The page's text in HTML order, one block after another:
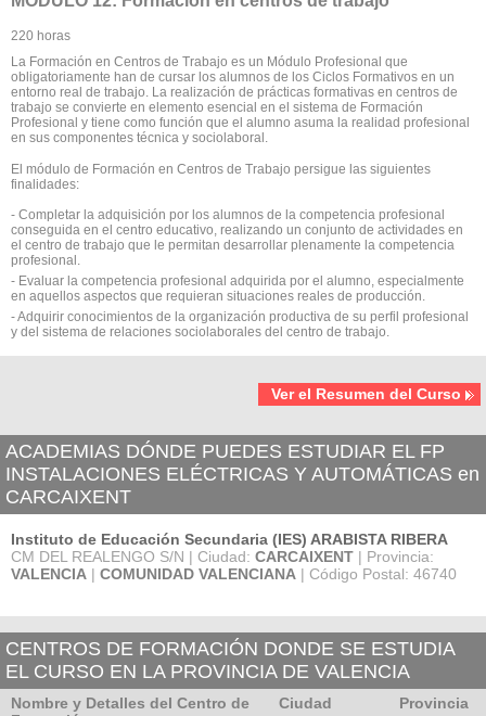
220 horas
La Formación en Centros de Trabajo es un Módulo Profesional que
obligatoriamente han de cursar los alumnos de los Ciclos Formativos en un
entorno real de trabajo. La realización de prácticas formativas en centros de
trabajo se convierte en elemento esencial en el sistema de Formación
Profesional y tiene como función que el alumno asuma la realidad profesional
en sus componentes técnica y sociolaboral.
El módulo de Formación en Centros de Trabajo persigue las siguientes
finalidades:
- Completar la adquisición por los alumnos de la competencia profesional
conseguida en el centro educativo, realizando un conjunto de actividades en
el centro de trabajo que le permitan desarrollar plenamente la competencia
profesional.
- Evaluar la competencia profesional adquirida por el alumno, especialmente
en aquellos aspectos que requieran situaciones reales de producción.
- Adquirir conocimientos de la organización productiva de su perfil profesional
y del sistema de relaciones sociolaborales del centro de trabajo.
Ver el Resumen del Curso
ACADEMIAS DÓNDE PUEDES ESTUDIAR EL FP
INSTALACIONES ELÉCTRICAS Y AUTOMÁTICAS en
CARCAIXENT
Instituto de Educación Secundaria (IES) ARABISTA RIBERA
CM DEL REALENGO S/N | Ciudad: CARCAIXENT | Provincia:
VALENCIA | COMUNIDAD VALENCIANA | Código Postal: 46740
CENTROS DE FORMACIÓN DONDE SE ESTUDIA
EL CURSO EN LA PROVINCIA DE VALENCIA
Nombre y Detalles del Centro de
Ciudad Provincia